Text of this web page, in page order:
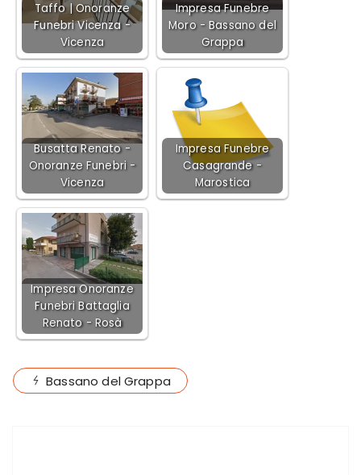
Taffo | Onoranze
Funebri Vicenza -
Vicenza
Impresa Funebre
Moro - Bassano del
Grappa
Busatta Renato -
Onoranze Funebri -
Vicenza
Impresa Funebre
Casagrande -
Marostica
Impresa Onoranze
Funebri Battaglia
Renato - Rosà
Bassano del Grappa